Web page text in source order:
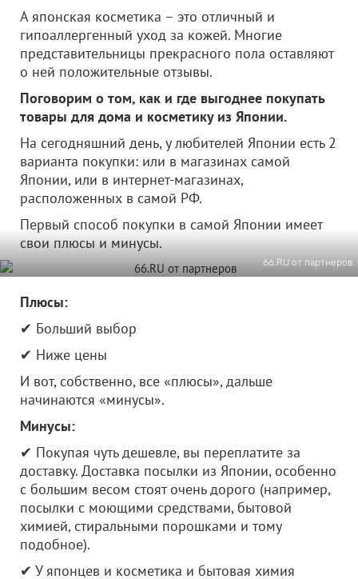
А японская косметика – это отличный и
гипоаллергенный уход за кожей. Многие
представительницы прекрасного пола оставляют
о ней положительные отзывы.
Поговорим о том, как и где выгоднее покупать
товары для дома и косметику из Японии.
На сегодняшний день, у любителей Японии есть 2
варианта покупки: или в магазинах самой
Японии, или в интернет-магазинах,
расположенных в самой РФ.
Первый способ покупки в самой Японии имеет
свои плюсы и минусы.
66.RU от партнеров
Плюсы:
✔ Больший выбор
✔ Ниже цены
И вот, собственно, все «плюсы», дальше
начинаются «минусы».
Минусы:
✔ Покупая чуть дешевле, вы переплатите за
доставку. Доставка посылки из Японии, особенно
с большим весом стоят очень дорого (например,
посылки с моющими средствами, бытовой
химией, стиральными порошками и тому
подобное).
✔ У японцев и косметика и бытовая химия